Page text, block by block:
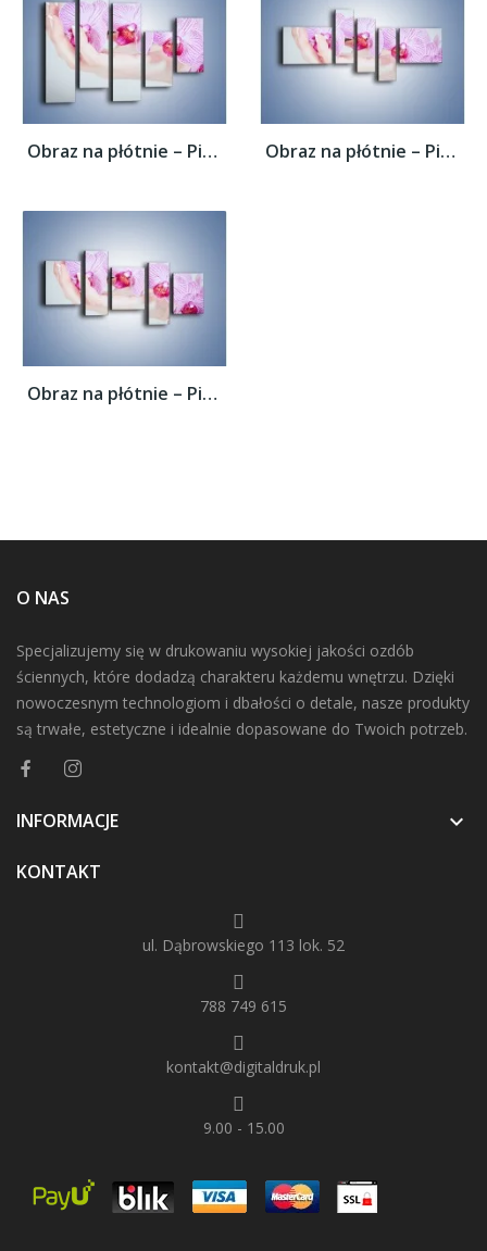
Obraz na płótnie – Piękno kwiatów w dłoni... Obraz na płótnie – Piękno kwiatów w dłoni...
Obraz na płótnie – Piękno kwiatów w dłoni...
O NAS
Specjalizujemy się w drukowaniu wysokiej jakości ozdób
ściennych, które dodadzą charakteru każdemu wnętrzu. Dzięki
nowoczesnym technologiom i dbałości o detale, nasze produkty
są trwałe, estetyczne i idealnie dopasowane do Twoich potrzeb.
INFORMACJE 
KONTAKT
ul. Dąbrowskiego 113 lok. 52
788 749 615
kontakt@digitaldruk.pl
9.00 - 15.00